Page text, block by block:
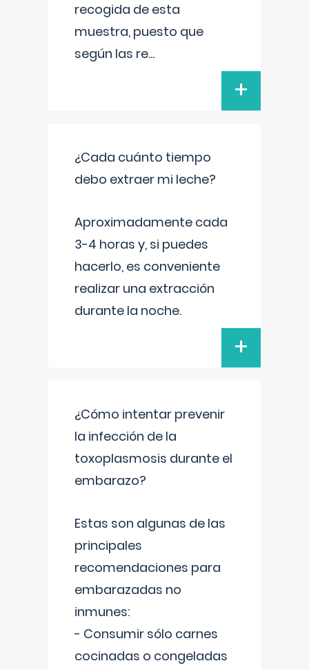
recogida de esta
muestra, puesto que
según las re...
+
¿Cada cuánto tiempo
debo extraer mi leche?
Aproximadamente cada
3-4 horas y, si puedes
hacerlo, es conveniente
realizar una extracción
durante la noche.
+
¿Cómo intentar prevenir
la infección de la
toxoplasmosis durante el
embarazo?
Estas son algunas de las
principales
recomendaciones para
embarazadas no
inmunes:
- Consumir sólo carnes
cocinadas o congeladas